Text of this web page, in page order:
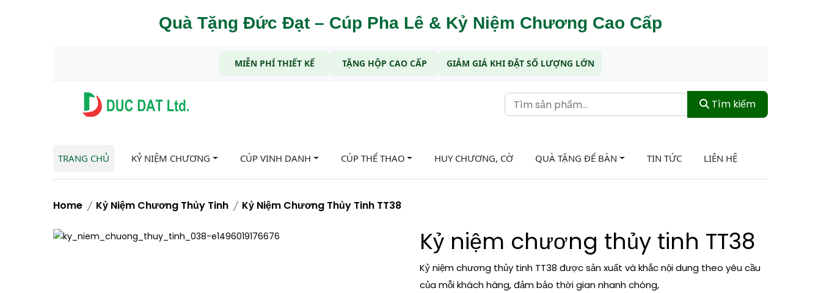
Quà Tặng Đức Đạt – Cúp Pha Lê & Kỷ Niệm Chương Cao Cấp
MIỄN PHÍ THIẾT KẾ TẶNG HỘP CAO CẤP GIẢM GIÁ KHI ĐẶT SỐ LƯỢNG LỚN
Tìm kiếm
TRANG CHỦ KỶ NIỆM CHƯƠNG CÚP VINH DANH CÚP THỂ THAO HUY CHƯƠNG, CỜ QUÀ TẶNG ĐỂ BÀN TIN TỨC LIÊN HỆ
Home Kỷ Niệm Chương Thủy Tinh Kỷ Niệm Chương Thủy Tinh TT38
Kỷ niệm chương thủy tinh TT38
Kỷ niệm chương thủy tinh TT38 được sản xuất và khắc nội dung theo yêu cầu
của mỗi khách hàng, đảm bảo thời gian nhanh chóng,